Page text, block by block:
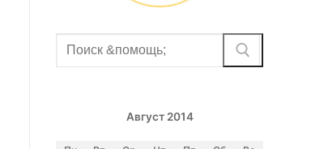
Найти:
Август 2014